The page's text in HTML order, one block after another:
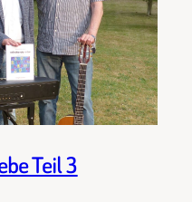
Teil 3